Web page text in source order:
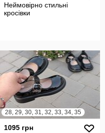
Неймовірно стильні
кросівки
28, 29, 30, 31, 32, 33, 34, 35
1095 грн